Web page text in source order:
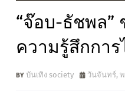
“จ๊อบ-ธัชพล”
ความรู้สึกการ
บันเทิง society วันจันทร์, พ